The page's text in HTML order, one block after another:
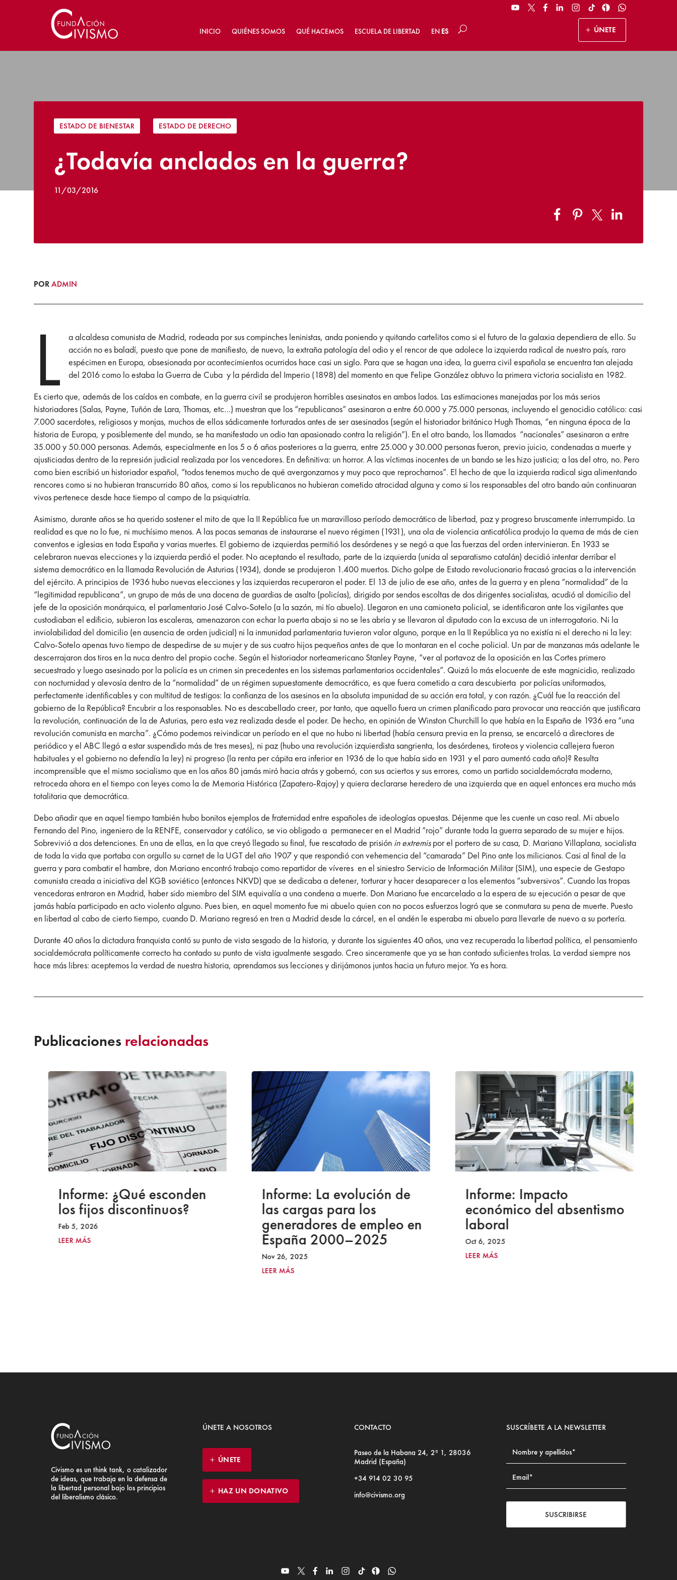
INICIO QUIÉNES SOMOS QUÉ HACEMOS ESCUELA DE LIBERTAD EN ES ÚNETE
ESTADO DE BIENESTAR ESTADO DE DERECHO
¿Todavía anclados en la guerra?
11/03/2016
PORADMIN
L
a alcaldesa comunista de Madrid, rodeada por sus compinches leninistas, anda poniendo y quitando cartelitos como si el futuro de la galaxia dependiera de ello. Su
acción no es baladí, puesto que pone de manifiesto, de nuevo, la extraña patología del odio y el rencor de que adolece la izquierda radical de nuestro país, raro
espécimen en Europa, obsesionada por acontecimientos ocurridos hace casi un siglo. Para que se hagan una idea, la guerra civil española se encuentra tan alejada
del 2016 como lo estaba la Guerra de Cuba y la pérdida del Imperio (1898) del momento en que Felipe González obtuvo la primera victoria socialista en 1982.
Es cierto que, además de los caídos en combate, en la guerra civil se produjeron horribles asesinatos en ambos lados. Las estimaciones manejadas por los más serios
historiadores (Salas, Payne, Tuñón de Lara, Thomas, etc…) muestran que los “republicanos” asesinaron a entre 60.000 y 75.000 personas, incluyendo el genocidio católico: casi
7.000 sacerdotes, religiosos y monjas, muchos de ellos sádicamente torturados antes de ser asesinados (según el historiador británico Hugh Thomas, “en ninguna época de la
historia de Europa, y posiblemente del mundo, se ha manifestado un odio tan apasionado contra la religión”). En el otro bando, los llamados “nacionales” asesinaron a entre
35.000 y 50.000 personas. Además, especialmente en los 5 o 6 años posteriores a la guerra, entre 25.000 y 30.000 personas fueron, previo juicio, condenadas a muerte y
ajusticiadas dentro de la represión judicial realizada por los vencedores. En definitiva: un horror. A las víctimas inocentes de un bando se les hizo justicia; a las del otro, no. Pero
como bien escribió un historiador español, “todos tenemos mucho de qué avergonzarnos y muy poco que reprocharnos”. El hecho de que la izquierda radical siga alimentando
rencores como si no hubieran transcurrido 80 años, como si los republicanos no hubieran cometido atrocidad alguna y como si los responsables del otro bando aún continuaran
vivos pertenece desde hace tiempo al campo de la psiquiatría.
Asimismo, durante años se ha querido sostener el mito de que la II República fue un maravilloso período democrático de libertad, paz y progreso bruscamente interrumpido. La
realidad es que no lo fue, ni muchísimo menos. A las pocas semanas de instaurarse el nuevo régimen (1931), una ola de violencia anticatólica produjo la quema de más de cien
conventos e iglesias en toda España y varias muertes. El gobierno de izquierdas permitió los desórdenes y se negó a que las fuerzas del orden intervinieran. En 1933 se
celebraron nuevas elecciones y la izquierda perdió el poder. No aceptando el resultado, parte de la izquierda (unida al separatismo catalán) decidió intentar derribar el
sistema democrático en la llamada Revolución de Asturias (1934), donde se produjeron 1.400 muertos. Dicho golpe de Estado revolucionario fracasó gracias a la intervención
del ejército. A principios de 1936 hubo nuevas elecciones y las izquierdas recuperaron el poder. El 13 de julio de ese año, antes de la guerra y en plena “normalidad” de la
“legitimidad republicana”, un grupo de más de una docena de guardias de asalto (policías), dirigido por sendos escoltas de dos dirigentes socialistas, acudió al domicilio del
jefe de la oposición monárquica, el parlamentario José Calvo-Sotelo (a la sazón, mi tío abuelo). Llegaron en una camioneta policial, se identificaron ante los vigilantes que
custodiaban el edificio, subieron las escaleras, amenazaron con echar la puerta abajo si no se les abría y se llevaron al diputado con la excusa de un interrogatorio. Ni la
inviolabilidad del domicilio (en ausencia de orden judicial) ni la inmunidad parlamentaria tuvieron valor alguno, porque en la II República ya no existía ni el derecho ni la ley:
Calvo-Sotelo apenas tuvo tiempo de despedirse de su mujer y de sus cuatro hijos pequeños antes de que lo montaran en el coche policial. Un par de manzanas más adelante le
descerrajaron dos tiros en la nuca dentro del propio coche. Según el historiador norteamericano Stanley Payne, “ver al portavoz de la oposición en las Cortes primero
secuestrado y luego asesinado por la policía es un crimen sin precedentes en los sistemas parlamentarios occidentales”. Quizá lo más elocuente de este magnicidio, realizado
con nocturnidad y alevosía dentro de la “normalidad” de un régimen supuestamente democrático, es que fuera cometido a cara descubierta por policías uniformados,
perfectamente identificables y con multitud de testigos: la confianza de los asesinos en la absoluta impunidad de su acción era total, y con razón. ¿Cuál fue la reacción del
gobierno de la República? Encubrir a los responsables. No es descabellado creer, por tanto, que aquello fuera un crimen planificado para provocar una reacción que justificara
la revolución, continuación de la de Asturias, pero esta vez realizada desde el poder. De hecho, en opinión de Winston Churchill lo que había en la España de 1936 era “una
revolución comunista en marcha”. ¿Cómo podemos reivindicar un período en el que no hubo ni libertad (había censura previa en la prensa, se encarceló a directores de
periódico y el ABC llegó a estar suspendido más de tres meses), ni paz (hubo una revolución izquierdista sangrienta, los desórdenes, tiroteos y violencia callejera fueron
habituales y el gobierno no defendía la ley) ni progreso (la renta per cápita era inferior en 1936 de lo que había sido en 1931 y el paro aumentó cada año)? Resulta
incomprensible que el mismo socialismo que en los años 80 jamás miró hacia atrás y gobernó, con sus aciertos y sus errores, como un partido socialdemócrata moderno,
retroceda ahora en el tiempo con leyes como la de Memoria Histórica (Zapatero-Rajoy) y quiera declararse heredero de una izquierda que en aquel entonces era mucho más
totalitaria que democrática.
Debo añadir que en aquel tiempo también hubo bonitos ejemplos de fraternidad entre españoles de ideologías opuestas. Déjenme que les cuente un caso real. Mi abuelo
Fernando del Pino, ingeniero de la RENFE, conservador y católico, se vio obligado a permanecer en el Madrid “rojo” durante toda la guerra separado de su mujer e hijos.
Sobrevivió a dos detenciones. En una de ellas, en la que creyó llegado su final, fue rescatado de prisión in extremispor el portero de su casa, D. Mariano Villaplana, socialista
de toda la vida que portaba con orgullo su carnet de la UGT del año 1907 y que respondió con vehemencia del “camarada” Del Pino ante los milicianos. Casi al final de la
guerra y para combatir el hambre, don Mariano encontró trabajo como repartidor de víveres en el siniestro Servicio de Información Militar (SIM), una especie de Gestapo
comunista creada a iniciativa del KGB soviético (entonces NKVD) que se dedicaba a detener, torturar y hacer desaparecer a los elementos “subversivos”. Cuando las tropas
vencedoras entraron en Madrid, haber sido miembro del SIM equivalía a una condena a muerte. Don Mariano fue encarcelado a la espera de su ejecución a pesar de que
jamás había participado en acto violento alguno. Pues bien, en aquel momento fue mi abuelo quien con no pocos esfuerzos logró que se conmutara su pena de muerte. Puesto
en libertad al cabo de cierto tiempo, cuando D. Mariano regresó en tren a Madrid desde la cárcel, en el andén le esperaba mi abuelo para llevarle de nuevo a su portería.
Durante 40 años la dictadura franquista contó su punto de vista sesgado de la historia, y durante los siguientes 40 años, una vez recuperada la libertad política, el pensamiento
socialdemócrata políticamente correcto ha contado su punto de vista igualmente sesgado. Creo sinceramente que ya se han contado suficientes trolas. La verdad siempre nos
hace más libres: aceptemos la verdad de nuestra historia, aprendamos sus lecciones y dirijámonos juntos hacia un futuro mejor. Ya es hora.
Publicaciones relacionadas
Informe: ¿Qué esconden
los fijos discontinuos?
Feb 5, 2026
LEER MÁS
Informe: La evolución de
las cargas para los
generadores de empleo en
España 2000–2025
Nov 26, 2025
LEER MÁS
Informe: Impacto
económico del absentismo
laboral
Oct 6, 2025
LEER MÁS
Civismo es un think tank, o catalizador
de ideas, que trabaja en la defensa de
la libertad personal bajo los principios
del liberalismo clásico.
ÚNETE A NOSOTROS
ÚNETE
HAZ UN DONATIVO
CONTACTO
Paseo de la Habana 24, 2º 1, 28036
Madrid (España)
+34 914 02 30 95
info@civismo.org
SUSCRÍBETE A LA NEWSLETTER
SUSCRIBIRSE